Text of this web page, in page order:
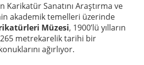
Karikatür Sanatını Araştırma ve
akademik temelleri üzerinde
Müzesi, 1900’lü yılların
metrekarelik tarihi bir
ağırlıyor.